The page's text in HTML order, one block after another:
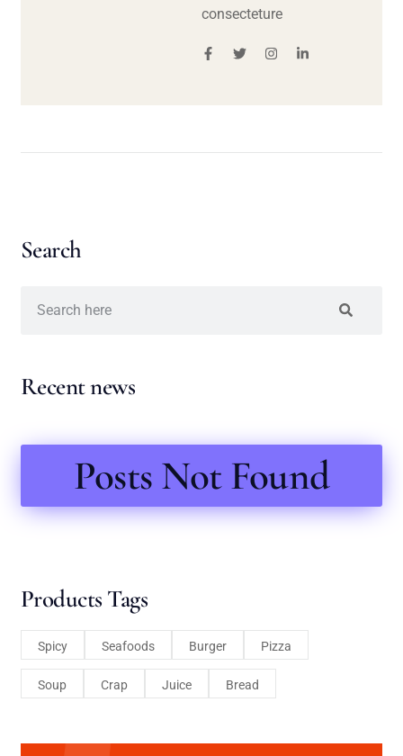
consecteture
Search
Recent news
Posts Not Found
Products Tags
Spicy Seafoods Burger Pizza
Soup Crap Juice Bread